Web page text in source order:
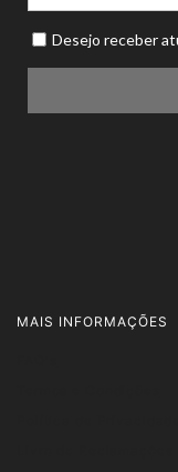
MAIS INFORMAÇÕES